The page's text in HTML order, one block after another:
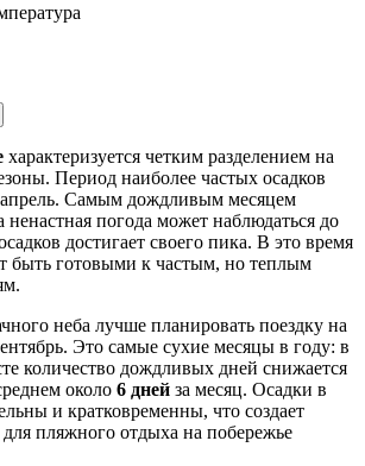
характеризуется четким разделением на
Период наиболее частых осадков
апрель. Самым дождливым месяцем
ненастная погода может наблюдаться до
достигает своего пика. В это время
быть готовыми к частым, но теплым
неба лучше планировать поездку на
Это самые сухие месяцы в году: в
количество дождливых дней снижается
около 6 дней за месяц. Осадки в
и кратковременны, что создает
пляжного отдыха на побережье